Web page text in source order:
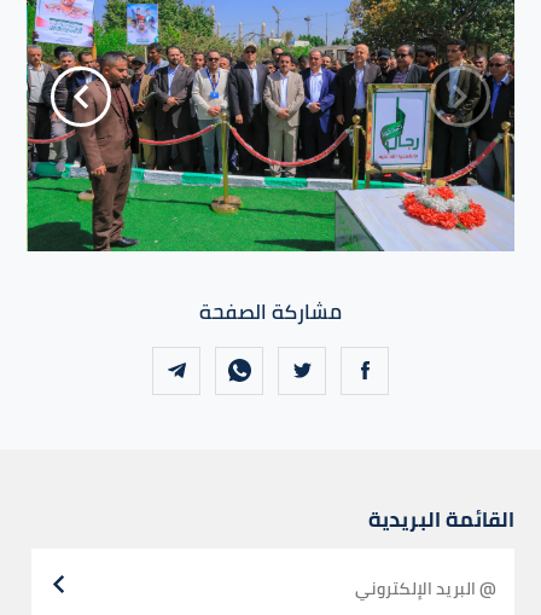
مشاركة الصفحة
القائمة البريدية